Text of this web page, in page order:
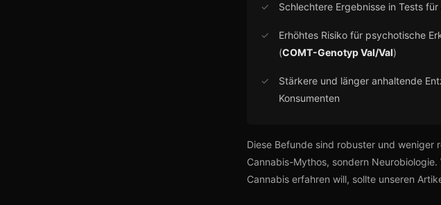
✓ Schlechtere Ergebnisse in Tests für
✓
Erhöhtes Risiko für psychotische
(COMT-Genotyp Val/Val)
✓
Stärkere und länger anhaltende
Konsumenten
Diese Befunde sind robuster und weniger
Cannabis-Mythos, sondern
Cannabis erfahren will, sollte unseren